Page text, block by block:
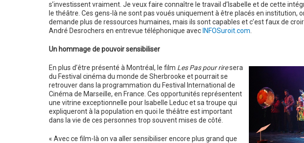
s’investissent vraiment. Je veux faire connaître le travail d’Isabelle et de cette
le théâtre. Ces gens-là ne sont pas voués uniquement à être placés en institution,
demande plus de ressources humaines, mais ils sont capables et c’est faux de
André Desrochers en entrevue téléphonique avec INFOSuroit.com
Un hommage de pouvoir sensibiliser
En plus d’être présenté à Montréal, le film Les Pas pour riresera
du Festival cinéma du monde de Sherbrooke et pourrait se
retrouver dans la programmation du Festival International de
Cinéma de Marseille, en France. Ces opportunités représentent
une vitrine exceptionnelle pour Isabelle Leduc et sa troupe qui
expliqueront à la population en quoi le théâtre est important
dans la vie de ces personnes trop souvent mises de côté.
« Avec ce film-là on va aller sensibiliser encore plus grand que